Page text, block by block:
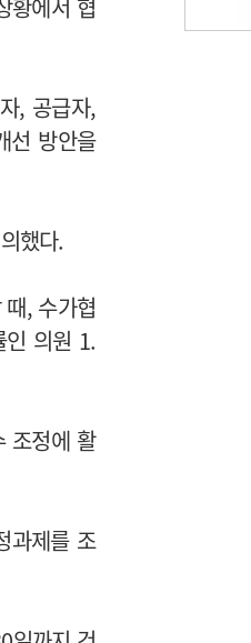
황에서 협
, 공급자,
선 방안을
했다.
, 수가협
인 의원 1.
조정에 활
과제를 조